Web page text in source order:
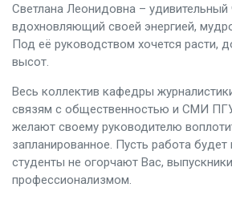
Светлана Леонидовна – удивительный
вдохновляющий своей энергией,
Под её руководством хочется расти,
высот.
Весь коллектив кафедры
связям с общественностью и СМИ
желают своему руководителю
запланированное. Пусть работа будет
студенты не огорчают Вас,
профессионализмом.